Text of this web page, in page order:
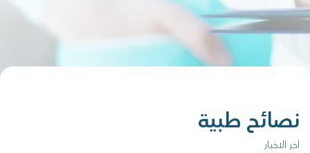
نصائح طبية
اخر الاخبار